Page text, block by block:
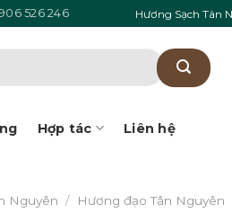
526 246 Hương Sạch Tân
Hợp tác Liên hệ
Nguyên / Hương đạo Tân Nguyên